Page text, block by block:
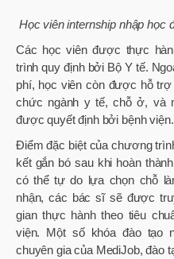
Học viên internship nhập học
Các học viên được thực
trình quy định bởi Bộ Y tế.
phí, học viên còn được hỗ
chức ngành y tế, chỗ ở, và
được quyết định bởi bệnh viện.
Điểm đặc biệt của chương
kết gắn bó sau khi hoàn
có thể tự do lựa chọn chỗ
nhận, các bác sĩ sẽ được
gian thực hành theo tiêu
viện. Một số khóa đào tạo
chuyên gia của MediJob, đào